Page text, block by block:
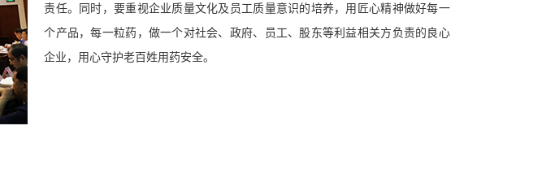
责任。同时，要重视企业质量文化及员工质量意识的培养，用匠心精神做好每一
个产品，每一粒药，做一个对社会、政府、员工、股东等利益相关方负责的良心
企业，用心守护老百姓用药安全。